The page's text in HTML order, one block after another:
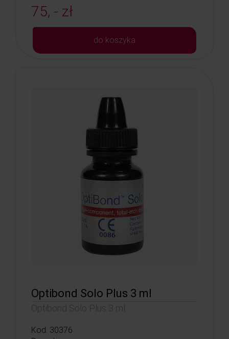
75, - zł
do koszyka
Optibond Solo Plus 3 ml
Optibond Solo Plus 3 ml
Kod: 30376